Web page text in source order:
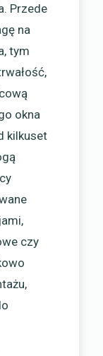
Przede
na
tym
okna
kilkuset
czy